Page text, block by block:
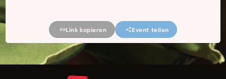
Link kopieren Event teilen